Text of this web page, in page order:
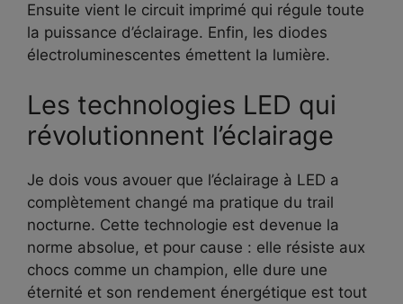
Ensuite vient le circuit imprimé qui régule toute
la puissance d’éclairage. Enfin, les diodes
électroluminescentes émettent la lumière.
Les technologies LED qui
révolutionnent l’éclairage
Je dois vous avouer que l’éclairage à LED a
complètement changé ma pratique du trail
nocturne. Cette technologie est devenue la
norme absolue, et pour cause : elle résiste aux
chocs comme un champion, elle dure une
éternité et son rendement énergétique est tout